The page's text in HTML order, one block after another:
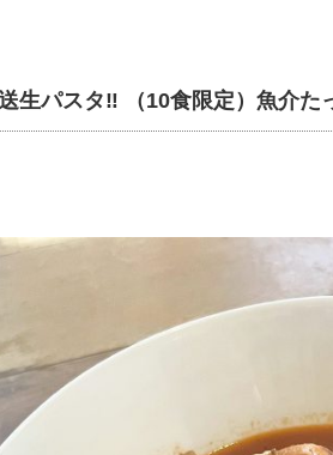
パスタ‼︎ （10食限定）魚介た